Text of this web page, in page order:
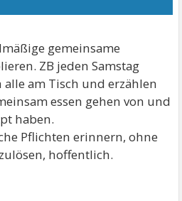
gemeinsame
ZB jeden Samstag
am Tisch und erzählen
essen gehen von und
haben.
Pflichten erinnern, ohne
hoffentlich.